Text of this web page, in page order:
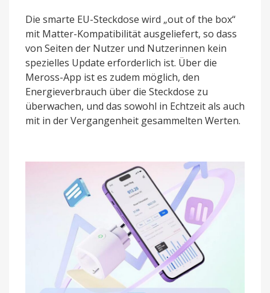
Die smarte EU-Steckdose wird „out of the box“
mit Matter-Kompatibilität ausgeliefert, so dass
von Seiten der Nutzer und Nutzerinnen kein
spezielles Update erforderlich ist. Über die
Meross-App ist es zudem möglich, den
Energieverbrauch über die Steckdose zu
überwachen, und das sowohl in Echtzeit als auch
mit in der Vergangenheit gesammelten Werten.